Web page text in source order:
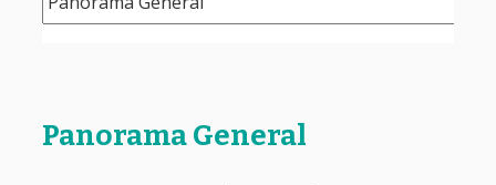
Panorama General